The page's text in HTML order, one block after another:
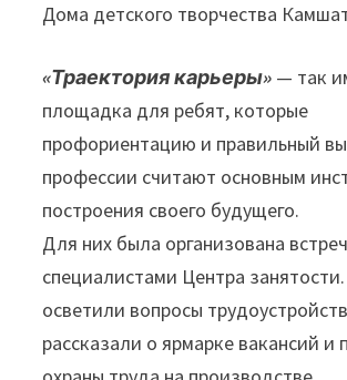
Дома детского творчества
«Траектория карьеры» — так
площадка для ребят, которые
профориентацию и правильный
профессии считают основным
построения своего будущего.
Для них была организована
специалистами Центра
осветили вопросы
рассказали о ярмарке вакансий и